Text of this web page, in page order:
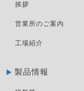
挨拶
営業所のご案内
工場紹介
製品情報